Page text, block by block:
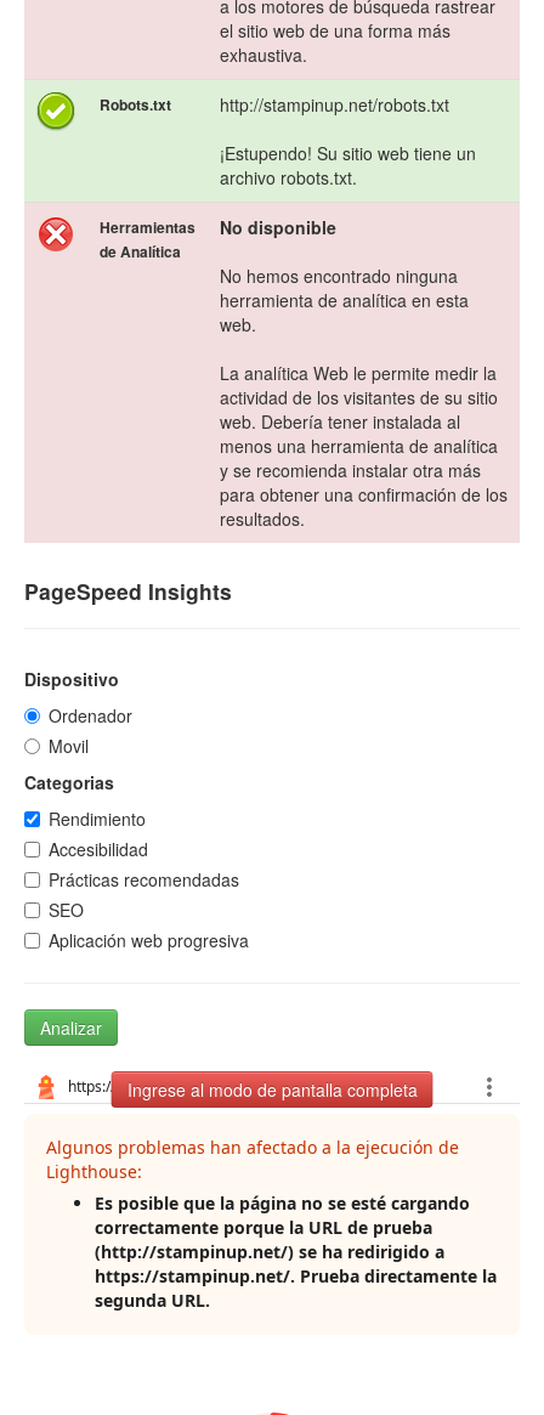
a los motores de búsqueda rastrear
el sitio web de una forma más
exhaustiva.
Robots.txt
http://stampinup.net/robots.txt
¡Estupendo! Su sitio web tiene un
archivo robots.txt.
Herramientas
de Analítica
No disponible
No hemos encontrado ninguna
herramienta de analítica en esta
web.
La analítica Web le permite medir la
actividad de los visitantes de su sitio
web. Debería tener instalada al
menos una herramienta de analítica
y se recomienda instalar otra más
para obtener una confirmación de los
resultados.
PageSpeed Insights
Dispositivo
Ordenador
Movil
Categorias
Rendimiento
Accesibilidad
Prácticas recomendadas
SEO
Aplicación web progresiva
Analizar
Ingrese al modo de pantalla completa